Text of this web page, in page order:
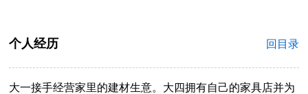
个人经历 回目录
大一接手经营家里的建材生意。大四拥有自己的家具店并为